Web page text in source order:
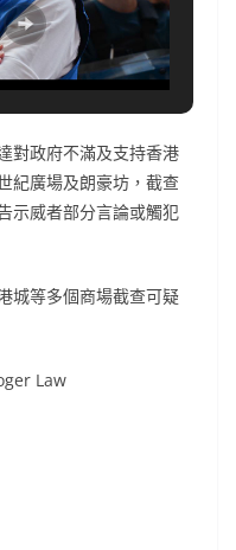
對政府不滿及支持香港
紀廣場及朗豪坊，截查
示威者部分言論或觸犯
城等多個商場截查可疑
Law